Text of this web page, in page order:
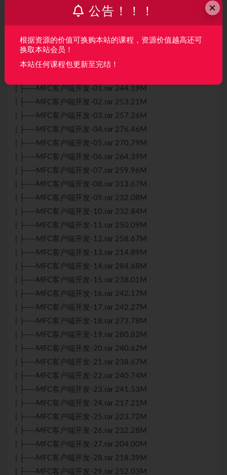
| ├──linux高性能服务器开发-18.rar 226.79M
| ├──linux高性能服务器开发-21.rar 289.36M
| └──linux高性能服务器开发-22.rar 308.50M
| ├──MFC客户端开发-01.rar 244.19M
| ├──MFC客户端开发-02.rar 253.21M
| ├──MFC客户端开发-03.rar 257.26M
| ├──MFC客户端开发-04.rar 276.46M
| ├──MFC客户端开发-05.rar 270.79M
| ├──MFC客户端开发-06.rar 264.39M
| ├──MFC客户端开发-07.rar 259.96M
| ├──MFC客户端开发-08.rar 313.67M
| ├──MFC客户端开发-09.rar 232.08M
| ├──MFC客户端开发-10.rar 232.84M
| ├──MFC客户端开发-11.rar 250.09M
| ├──MFC客户端开发-12.rar 258.67M
| ├──MFC客户端开发-13.rar 214.89M
| ├──MFC客户端开发-14.rar 284.68M
| ├──MFC客户端开发-15.rar 238.01M
| ├──MFC客户端开发-16.rar 242.17M
| ├──MFC客户端开发-17.rar 242.27M
| ├──MFC客户端开发-18.rar 273.78M
| ├──MFC客户端开发-19.rar 280.82M
| ├──MFC客户端开发-20.rar 240.62M
| ├──MFC客户端开发-21.rar 238.67M
| ├──MFC客户端开发-22.rar 240.74M
| ├──MFC客户端开发-23.rar 241.53M
| ├──MFC客户端开发-24.rar 217.21M
| ├──MFC客户端开发-25.rar 223.72M
| ├──MFC客户端开发-26.rar 232.28M
| ├──MFC客户端开发-27.rar 204.00M
| ├──MFC客户端开发-28.rar 218.39M
| ├──MFC客户端开发-29.rar 252.03M
×
公告！！！
根据资源的价值可换购本站的课程，资源价值越高还可
换取本站会员！
本站任何课程包更新至完结！